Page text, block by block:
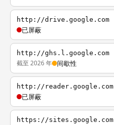
http://drive.google.com
已屏蔽
http://ghs.l.google.com
截至 2026 年 间歇性
http://reader.google.com
已屏蔽
https://sites.google.com